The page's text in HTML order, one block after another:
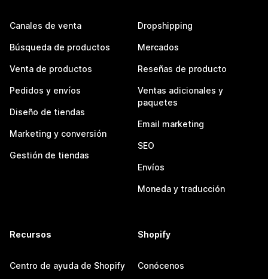
Canales de venta
Búsqueda de productos
Venta de productos
Pedidos y envíos
Diseño de tiendas
Marketing y conversión
Gestión de tiendas
Dropshipping
Mercados
Reseñas de producto
Ventas adicionales y
paquetes
Email marketing
SEO
Envíos
Moneda y traducción
Recursos
Centro de ayuda de Shopify
Shopify
Conócenos